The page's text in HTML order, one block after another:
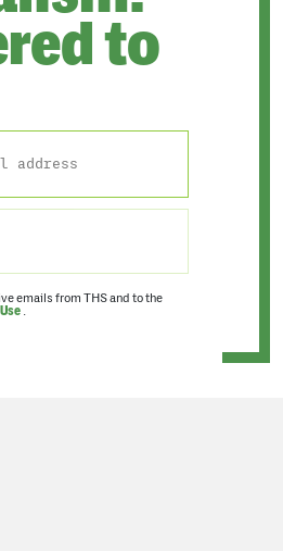
to
emails from THS and to the
.